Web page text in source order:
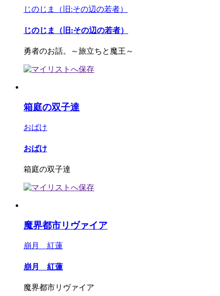
じのじま（旧:その辺の若者）
じのじま（旧:その辺の若者）
勇者のお話。～旅立ちと魔王～
箱庭の双子達
おばけ
おばけ
箱庭の双子達
魔界都市リヴァイア
崩月 紅蓮
崩月 紅蓮
魔界都市リヴァイア